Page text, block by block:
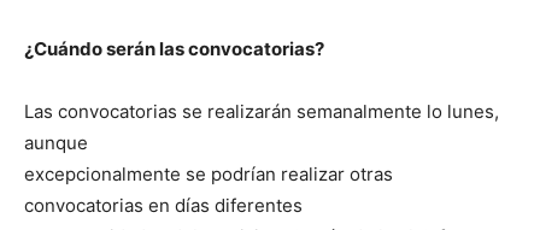
¿Cuándo serán las convocatorias?
Las convocatorias se realizarán semanalmente lo lunes,
aunque
excepcionalmente se podrían realizar otras
convocatorias en días diferentes